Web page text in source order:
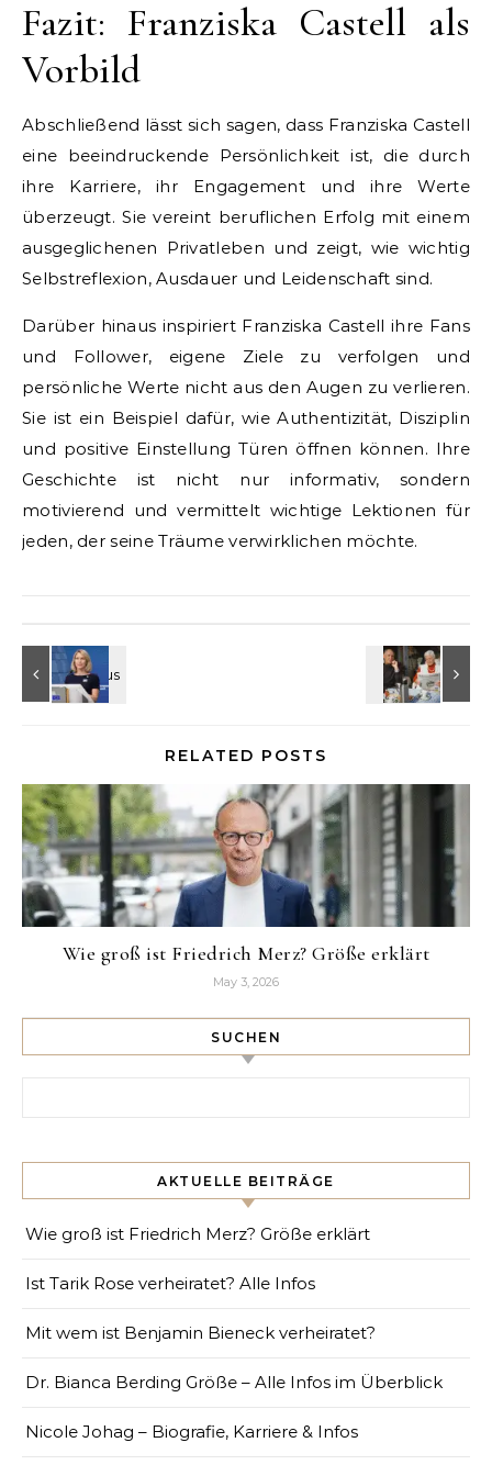
Fazit: Franziska Castell als
Vorbild
Abschließend lässt sich sagen, dass Franziska Castell
eine beeindruckende Persönlichkeit ist, die durch
ihre Karriere, ihr Engagement und ihre Werte
überzeugt. Sie vereint beruflichen Erfolg mit einem
ausgeglichenen Privatleben und zeigt, wie wichtig
Selbstreflexion, Ausdauer und Leidenschaft sind.
Darüber hinaus inspiriert Franziska Castell ihre Fans
und Follower, eigene Ziele zu verfolgen und
persönliche Werte nicht aus den Augen zu verlieren.
Sie ist ein Beispiel dafür, wie Authentizität, Disziplin
und positive Einstellung Türen öffnen können. Ihre
Geschichte ist nicht nur informativ, sondern
motivierend und vermittelt wichtige Lektionen für
jeden, der seine Träume verwirklichen möchte.
RELATED POSTS
Wie groß ist Friedrich Merz? Größe erklärt
May 3, 2026
SUCHEN
AKTUELLE BEITRÄGE
Wie groß ist Friedrich Merz? Größe erklärt
Ist Tarik Rose verheiratet? Alle Infos
Mit wem ist Benjamin Bieneck verheiratet?
Dr. Bianca Berding Größe – Alle Infos im Überblick
Nicole Johag – Biografie, Karriere & Infos